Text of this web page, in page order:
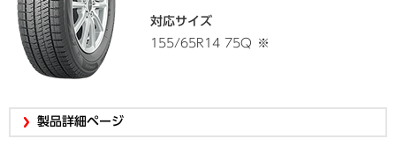
対応サイズ
155/65R14 75Q
※
製品詳細ページ